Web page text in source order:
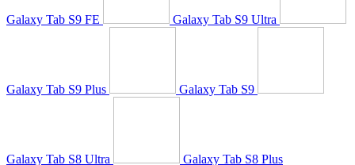
Galaxy Tab S9 FE Galaxy Tab S9 Ultra
Galaxy Tab S9 Plus Galaxy Tab S9
Galaxy Tab S8 Ultra Galaxy Tab S8 Plus